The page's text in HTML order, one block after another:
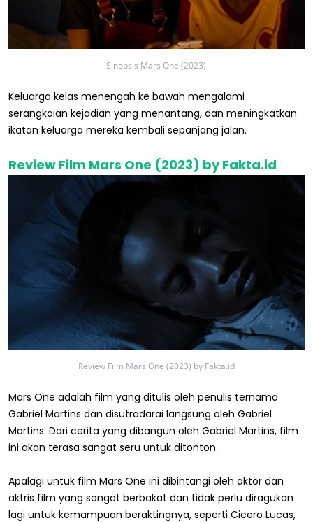
Sinopsis Mars One (2023)
Keluarga kelas menengah ke bawah mengalami
serangkaian kejadian yang menantang, dan meningkatkan
ikatan keluarga mereka kembali sepanjang jalan.
Review Film Mars One (2023) by Fakta.id
Review Film Mars One (2023) by Fakta.id
Mars One adalah film yang ditulis oleh penulis ternama
Gabriel Martins dan disutradarai langsung oleh Gabriel
Martins. Dari cerita yang dibangun oleh Gabriel Martins, film
ini akan terasa sangat seru untuk ditonton.
Apalagi untuk film Mars One ini dibintangi oleh aktor dan
aktris film yang sangat berbakat dan tidak perlu diragukan
lagi untuk kemampuan beraktingnya, seperti Cicero Lucas,